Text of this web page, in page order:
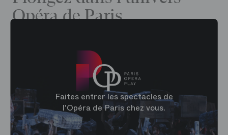
Opéra de Paris
Faites entrer les spectacles de
l'Opéra de Paris chez vous.